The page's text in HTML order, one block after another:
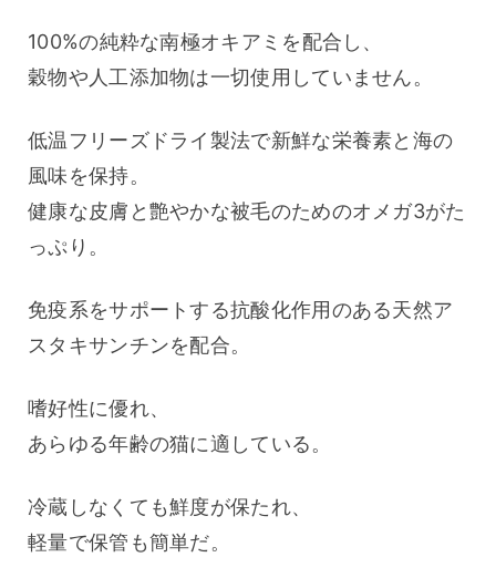
100%の純粋な南極オキアミを配合し、
穀物や人工添加物は一切使用していません。
低温フリーズドライ製法で新鮮な栄養素と海の
風味を保持。
健康な皮膚と艶やかな被毛のためのオメガ3がた
っぷり。
免疫系をサポートする抗酸化作用のある天然ア
スタキサンチンを配合。
嗜好性に優れ、
あらゆる年齢の猫に適している。
冷蔵しなくても鮮度が保たれ、
軽量で保管も簡単だ。